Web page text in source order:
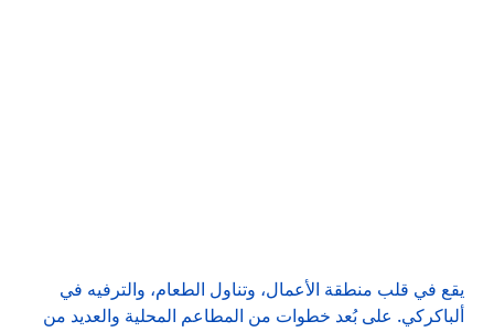
يقع في قلب منطقة الأعمال، وتناول الطعام، والترفيه في
ألباكركي. على بُعد خطوات من المطاعم المحلية والعديد من